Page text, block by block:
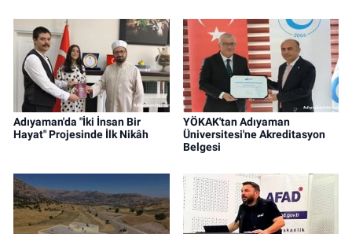
Adıyaman'da "İki İnsan Bir
Hayat" Projesinde İlk Nikâh
YÖKAK'tan Adıyaman
Üniversitesi'ne Akreditasyon
Belgesi